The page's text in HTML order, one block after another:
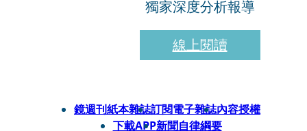
獨家深度分析報導
線上閱讀
鏡週刊紙本雜誌訂閱電子雜誌內容授權
下載APP新聞自律綱要